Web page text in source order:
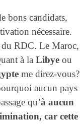
bons candidats,
nécessaire.
du RDC. Le Maroc,
à la Libye ou
me direz-vous?
aucun pays
qu’à aucun
car cette